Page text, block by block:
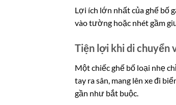
Lợi ích lớn nhất của ghế bố
vào tường hoặc nhét gầm
Tiện lợi khi di chuyển
Một chiếc ghế bố loại nhẹ
tay ra sân, mang lên xe đi
gần như bắt buộc.